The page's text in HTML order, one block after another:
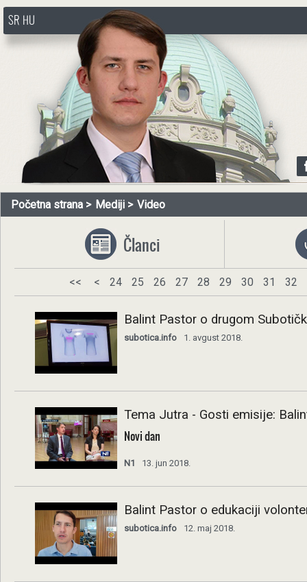
http://www.pasztorbalint.rs/sr
SR HU
Početna strana Mediji Video
Članci
<< < 24 25 26 27 28 29 30 31 32
Balint Pastor o drugom
subotica.info 1. avgust 2018.
Tema Jutra - Gosti emisije:
Novi dan
N1 13. jun 2018.
Balint Pastor o edukaciji
subotica.info 12. maj 2018.